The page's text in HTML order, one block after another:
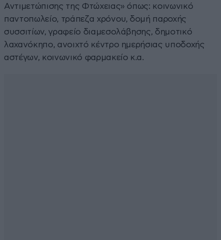
Αντιμετώπισης της Φτώχειας» όπως: κοινωνικό
παντοπωλείο, τράπεζα χρόνου, δομή παροχής
συσσιτίων, γραφείο διαμεσολάβησης, δημοτικό
λαχανόκηπο, ανοιχτό κέντρο ημερήσιας υποδοχής
αστέγων, κοινωνικό φαρμακείο κ.α.